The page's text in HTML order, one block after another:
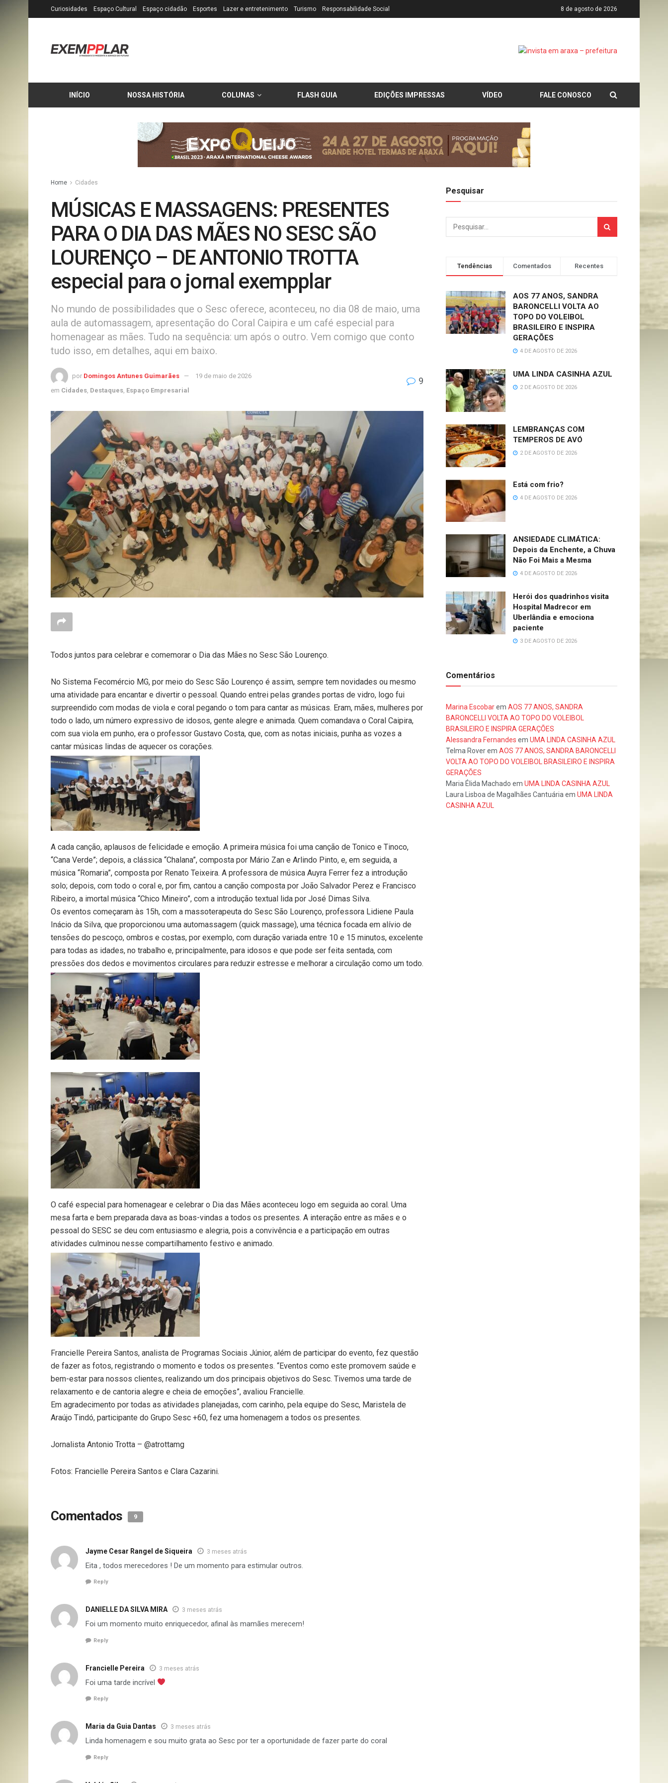
Curiosidades Espaço Cultural Espaço cidadão Esportes Lazer e entretenimento Turismo Responsabilidade Social 8 de agosto de 2026
INÍCIO NOSSA HISTÓRIA COLUNAS FLASH GUIA EDIÇÕES IMPRESSAS VÍDEO FALE CONOSCO
Home Cidades
MÚSICAS E MASSAGENS: PRESENTES
PARA O DIA DAS MÃES NO SESC SÃO
LOURENÇO – DE ANTONIO TROTTA
especial para o jornal exempplar
No mundo de possibilidades que o Sesc oferece, aconteceu, no dia 08 de maio, uma
aula de automassagem, apresentação do Coral Caipira e um café especial para
homenagear as mães. Tudo na sequência: um após o outro. Vem comigo que conto
tudo isso, em detalhes, aqui em baixo.
por Domingos Antunes Guimarães
19 de maio de 2026
em Cidades Destaques Espaço Empresarial
9
Todos juntos para celebrar e comemorar o Dia das Mães no Sesc São Lourenço.
No Sistema Fecomércio MG, por meio do Sesc São Lourenço é assim, sempre tem novidades ou mesmo
uma atividade para encantar e divertir o pessoal. Quando entrei pelas grandes portas de vidro, logo fui
surpreendido com modas de viola e coral pegando o tom para cantar as músicas. Eram, mães, mulheres por
todo o lado, um número expressivo de idosos, gente alegre e animada. Quem comandava o Coral Caipira,
com sua viola em punho, era o professor Gustavo Costa, que, com as notas iniciais, punha as vozes a
cantar músicas lindas de aquecer os corações.
A cada canção, aplausos de felicidade e emoção. A primeira música foi uma canção de Tonico e Tinoco,
“Cana Verde”; depois, a clássica “Chalana”, composta por Mário Zan e Arlindo Pinto, e, em seguida, a
música “Romaria”, composta por Renato Teixeira. A professora de música Auyra Ferrer fez a introdução
solo; depois, com todo o coral e, por fim, cantou a canção composta por João Salvador Perez e Francisco
Ribeiro, a imortal música “Chico Mineiro”, com a introdução textual lida por José Dimas Silva.
Os eventos começaram às 15h, com a massoterapeuta do Sesc São Lourenço, professora Lidiene Paula
Inácio da Silva, que proporcionou uma automassagem (quick massage), uma técnica focada em alívio de
tensões do pescoço, ombros e costas, por exemplo, com duração variada entre 10 e 15 minutos, excelente
para todas as idades, no trabalho e, principalmente, para idosos e que pode ser feita sentada, com
pressões dos dedos e movimentos circulares para reduzir estresse e melhorar a circulação como um todo.
O café especial para homenagear e celebrar o Dia das Mães aconteceu logo em seguida ao coral. Uma
mesa farta e bem preparada dava as boas-vindas a todos os presentes. A interação entre as mães e o
pessoal do SESC se deu com entusiasmo e alegria, pois a convivência e a participação em outras
atividades culminou nesse compartilhamento festivo e animado.
Francielle Pereira Santos, analista de Programas Sociais Júnior, além de participar do evento, fez questão
de fazer as fotos, registrando o momento e todos os presentes. “Eventos como este promovem saúde e
bem-estar para nossos clientes, realizando um dos principais objetivos do Sesc. Tivemos uma tarde de
relaxamento e de cantoria alegre e cheia de emoções”, avaliou Francielle.
Em agradecimento por todas as atividades planejadas, com carinho, pela equipe do Sesc, Maristela de
Araújo Tindó, participante do Grupo Sesc +60, fez uma homenagem a todos os presentes.
Jornalista Antonio Trotta – @atrottamg
Fotos: Francielle Pereira Santos e Clara Cazarini.
Comentados 9
Jayme Cesar Rangel de Siqueira 3 meses atrás
Eita , todos merecedores ! De um momento para estimular outros.
Reply
DANIELLE DA SILVA MIRA 3 meses atrás
Foi um momento muito enriquecedor, afinal às mamães merecem!
Reply
Francielle Pereira 3 meses atrás
Foi uma tarde incrível
Reply
Maria da Guia Dantas 3 meses atrás
Linda homenagem e sou muito grata ao Sesc por ter a oportunidade de fazer parte do coral
Reply
Pesquisar
Tendências Comentados Recentes
AOS 77 ANOS, SANDRA
BARONCELLI VOLTA AO
TOPO DO VOLEIBOL
BRASILEIRO E INSPIRA
GERAÇÕES
4 DE AGOSTO DE 2026
UMA LINDA CASINHA AZUL
2 DE AGOSTO DE 2026
LEMBRANÇAS COM
TEMPEROS DE AVÓ
2 DE AGOSTO DE 2026
Está com frio?
4 DE AGOSTO DE 2026
ANSIEDADE CLIMÁTICA:
Depois da Enchente, a Chuva
Não Foi Mais a Mesma
4 DE AGOSTO DE 2026
Herói dos quadrinhos visita
Hospital Madrecor em
Uberlândia e emociona
paciente
3 DE AGOSTO DE 2026
Comentários
Marina Escobarem AOS 77 ANOS, SANDRA
BARONCELLI VOLTA AO TOPO DO VOLEIBOL
BRASILEIRO E INSPIRA GERAÇÕES
Alessandra Fernandes em UMA LINDA CASINHA AZUL
Telma Roverem AOS 77 ANOS, SANDRA BARONCELLI
VOLTA AO TOPO DO VOLEIBOL BRASILEIRO E INSPIRA
GERAÇÕES
Maria Élida Machado em UMA LINDA CASINHA AZUL
Laura Lisboa de Magalhães Cantuáriaem UMA LINDA
CASINHA AZUL